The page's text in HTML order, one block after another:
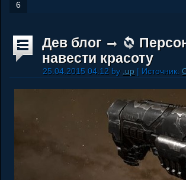
6
Дев блог
навести красоту
25.04.2015 04:12 by .up | Источник: